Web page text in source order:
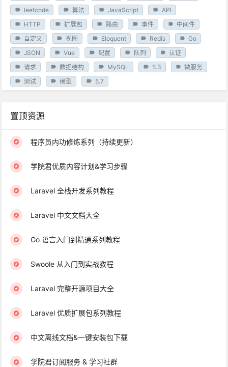
leetcode
算法 JavaScript
API
HTTP
扩展包 路由 事件
中间件
自定义
视图 Eloquent Redis
Go
JSON
Vue 配置 队列
认证
请求
数据结构 MySQL 5.3
微服务
测试
模型 5.7
置顶资源
程序员内功修炼系列（持续更新）
学院君优质内容计划&学习步骤
Laravel 全栈开发系列教程
Laravel 中文文档大全
Go 语言入门到精通系列教程
Swoole 从入门到实战教程
Laravel 完整开源项目大全
Laravel 优质扩展包系列教程
中文离线文档&一键安装包下载
学院君订阅服务 & 学习社群